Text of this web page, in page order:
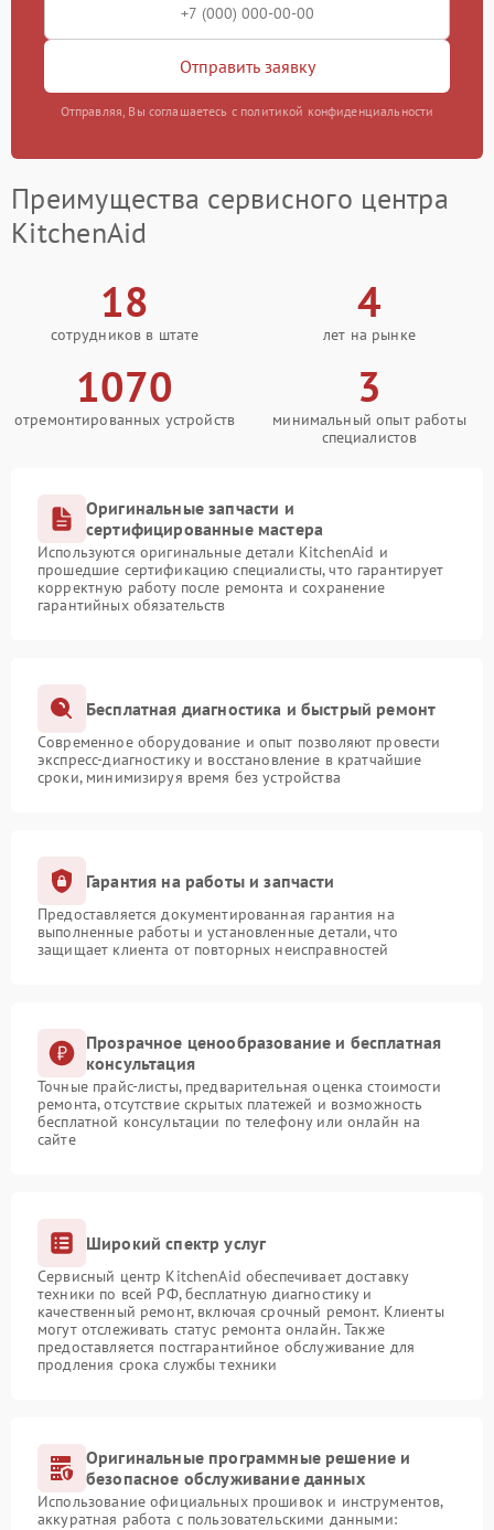
Отправить заявку
Отправляя, Вы соглашаетесь с политикой конфиденциальности
Преимущества сервисного центра
KitchenAid
18
сотрудников в штате
4
лет на рынке
1070
отремонтированных устройств
3
минимальный опыт работы
специалистов
Оригинальные запчасти и
сертифицированные мастера
Используются оригинальные детали KitchenAid и
прошедшие сертификацию специалисты, что гарантирует
корректную работу после ремонта и сохранение
гарантийных обязательств
Бесплатная диагностика и быстрый ремонт
Современное оборудование и опыт позволяют провести
экспресс-диагностику и восстановление в кратчайшие
сроки, минимизируя время без устройства
Гарантия на работы и запчасти
Предоставляется документированная гарантия на
выполненные работы и установленные детали, что
защищает клиента от повторных неисправностей
Прозрачное ценообразование и бесплатная
консультация
Точные прайс-листы, предварительная оценка стоимости
ремонта, отсутствие скрытых платежей и возможность
бесплатной консультации по телефону или онлайн на
сайте
Широкий спектр услуг
Сервисный центр KitchenAid обеспечивает доставку
техники по всей РФ, бесплатную диагностику и
качественный ремонт, включая срочный ремонт. Клиенты
могут отслеживать статус ремонта онлайн. Также
предоставляется постгарантийное обслуживание для
продления срока службы техники
Оригинальные программные решение и
безопасное обслуживание данных
Использование официальных прошивок и инструментов,
аккуратная работа с пользовательскими данными: